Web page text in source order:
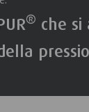
® che